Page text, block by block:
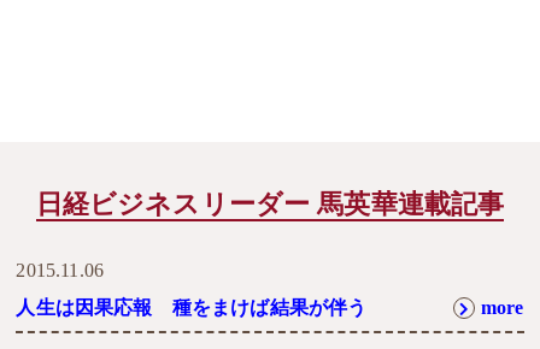
日経ビジネスリーダー 馬英華連載記事
2015.11.06
人生は因果応報 種をまけば結果が伴う
more